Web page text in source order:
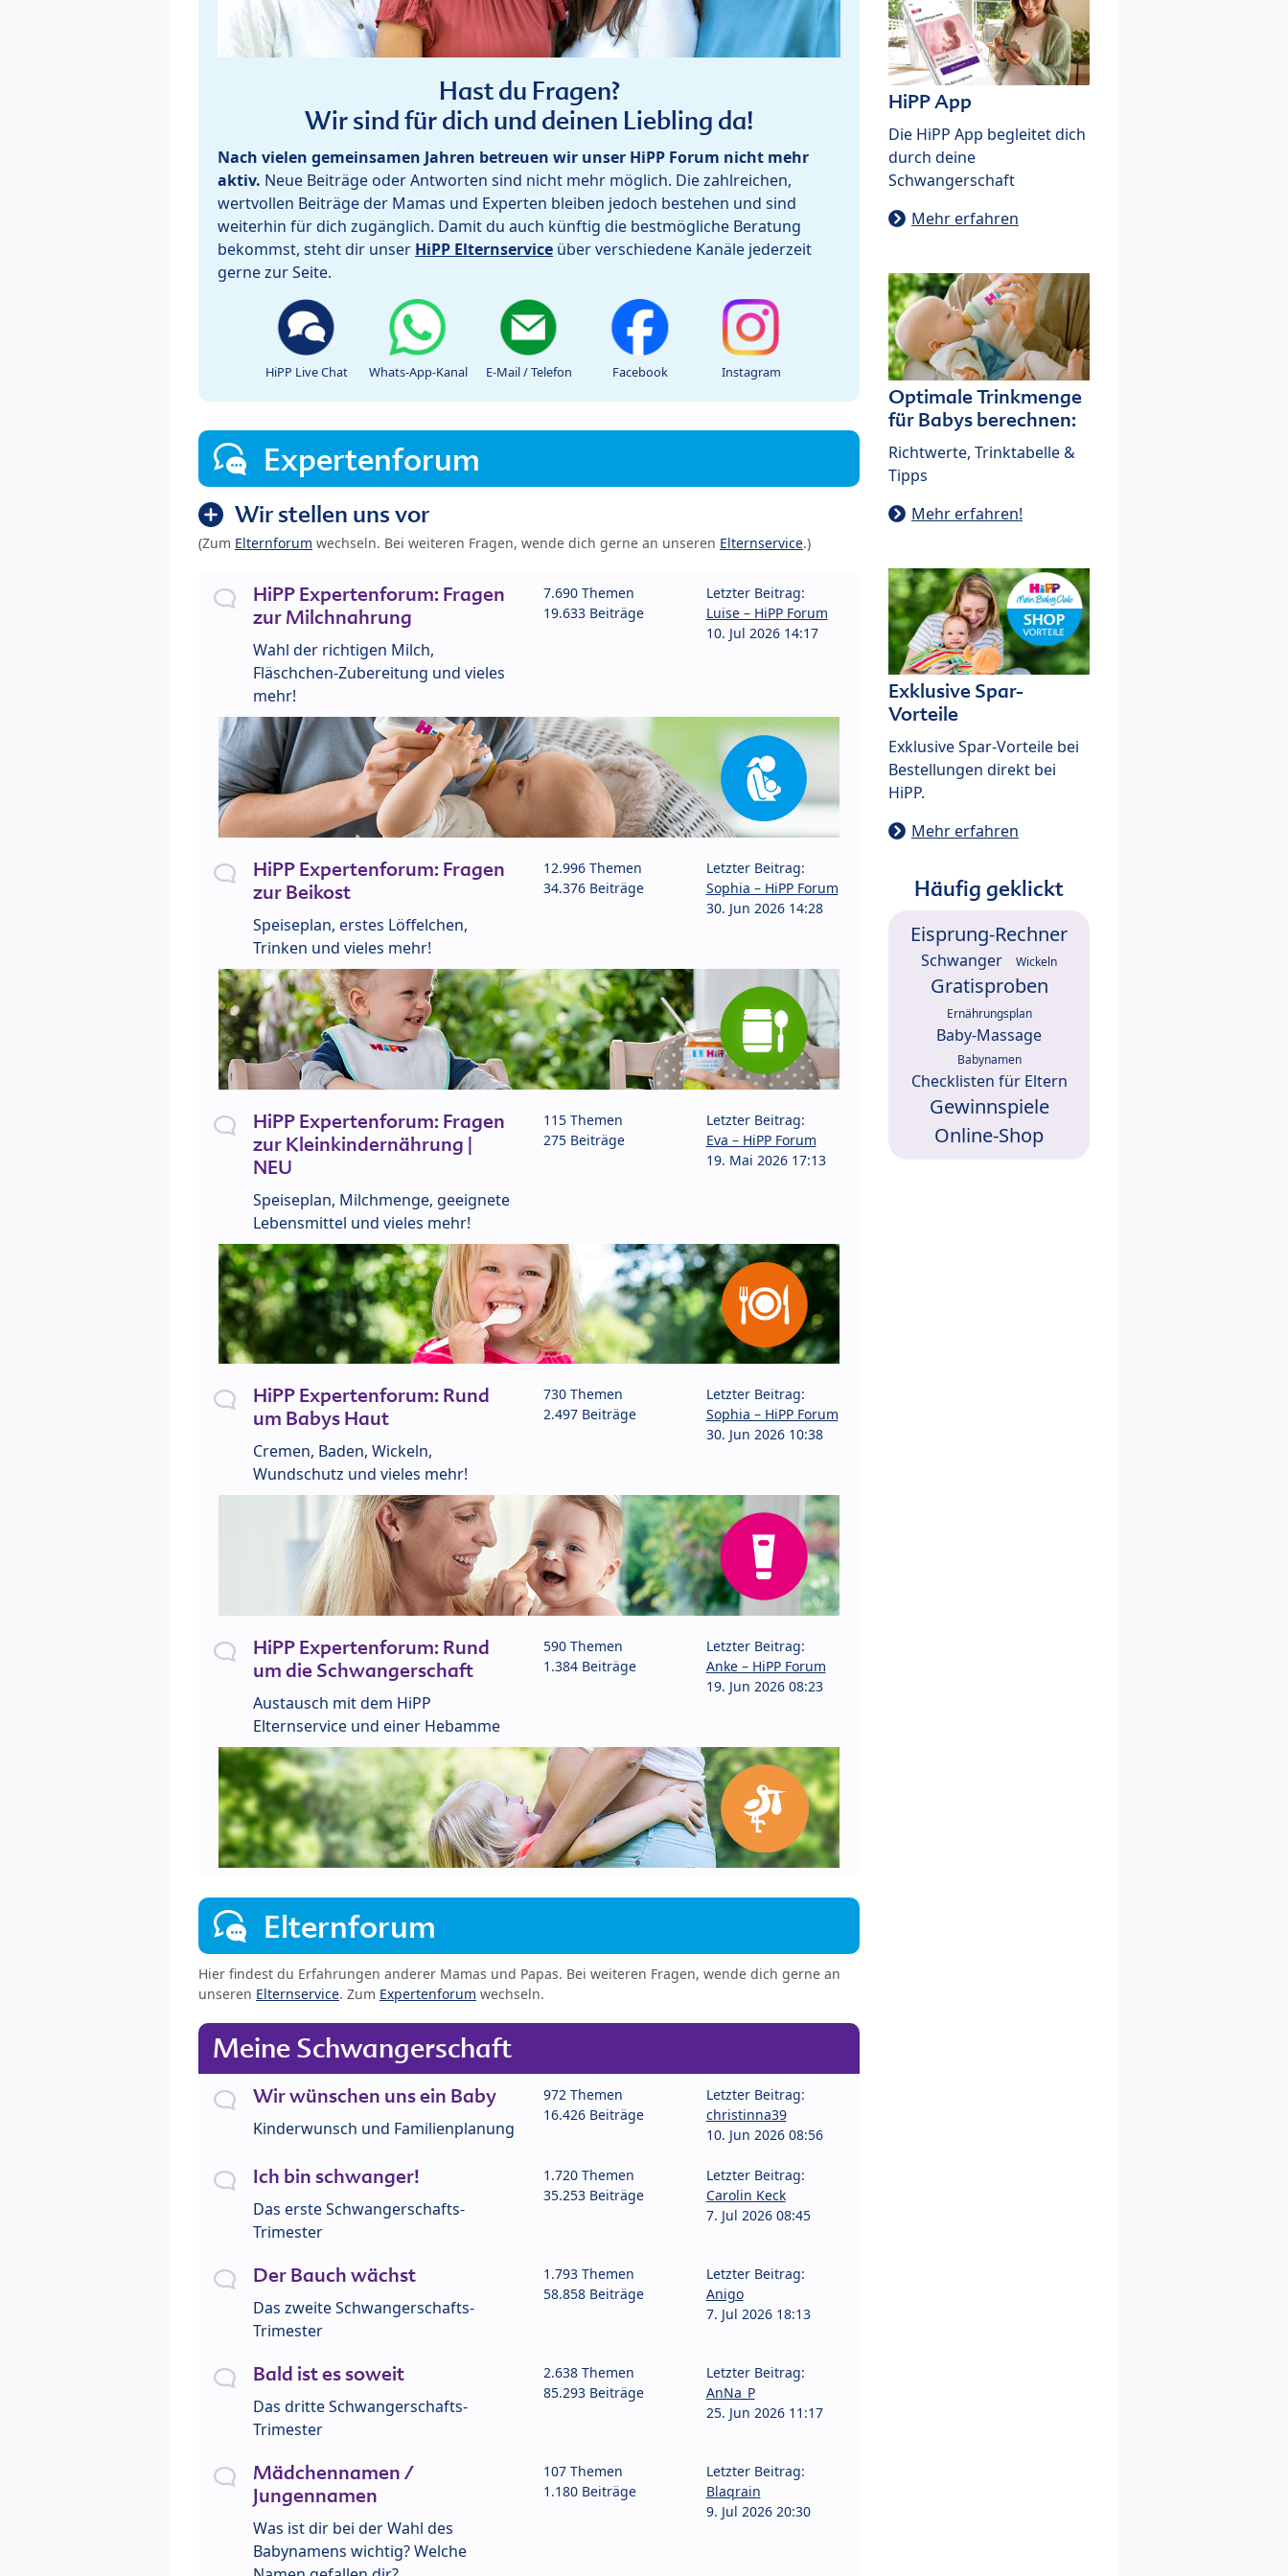
Hast du Fragen?
Wir sind für dich und deinen Liebling da!
Nach vielen gemeinsamen Jahren betreuen wir unser HiPP Forum nicht mehr
aktiv. Neue Beiträge oder Antworten sind nicht mehr möglich. Die zahlreichen,
wertvollen Beiträge der Mamas und Experten bleiben jedoch bestehen und sind
weiterhin für dich zugänglich. Damit du auch künftig die bestmögliche Beratung
bekommst, steht dir unser HiPP Elternservice über verschiedene Kanäle jederzeit
gerne zur Seite.
HiPP Live Chat Whats-App-Kanal E-Mail / Telefon Facebook Instagram
Expertenforum
Wir stellen uns vor
(Zum Elternforum wechseln. Bei weiteren Fragen, wende dich gerne an unseren Elternservice.)
HiPP Expertenforum: Fragen
zur Milchnahrung
Wahl der richtigen Milch,
Fläschchen-Zubereitung und vieles
mehr!
7.690 Themen
19.633 Beiträge
Letzter Beitrag:
Luise – HiPP Forum
10. Jul 2026 14:17
HiPP Expertenforum: Fragen
zur Beikost
Speiseplan, erstes Löffelchen,
Trinken und vieles mehr!
12.996 Themen
34.376 Beiträge
Letzter Beitrag:
Sophia – HiPP Forum
30. Jun 2026 14:28
HiPP Expertenforum: Fragen
zur Kleinkindernährung |
NEU
Speiseplan, Milchmenge, geeignete
Lebensmittel und vieles mehr!
115 Themen
275 Beiträge
Letzter Beitrag:
Eva – HiPP Forum
19. Mai 2026 17:13
HiPP Expertenforum: Rund
um Babys Haut
Cremen, Baden, Wickeln,
Wundschutz und vieles mehr!
730 Themen
2.497 Beiträge
Letzter Beitrag:
Sophia – HiPP Forum
30. Jun 2026 10:38
HiPP Expertenforum: Rund
um die Schwangerschaft
Austausch mit dem HiPP
Elternservice und einer Hebamme
590 Themen
1.384 Beiträge
Letzter Beitrag:
Anke – HiPP Forum
19. Jun 2026 08:23
Elternforum
Hier findest du Erfahrungen anderer Mamas und Papas. Bei weiteren Fragen, wende dich gerne an
unseren Elternservice. Zum Expertenforum wechseln.
Meine Schwangerschaft
Wir wünschen uns ein Baby
Kinderwunsch und Familienplanung
972 Themen
16.426 Beiträge
Letzter Beitrag:
christinna39
10. Jun 2026 08:56
Ich bin schwanger!
Das erste Schwangerschafts-
Trimester
1.720 Themen
35.253 Beiträge
Letzter Beitrag:
Carolin Keck
7. Jul 2026 08:45
Der Bauch wächst
Das zweite Schwangerschafts-
Trimester
1.793 Themen
58.858 Beiträge
Letzter Beitrag:
Anigo
7. Jul 2026 18:13
Bald ist es soweit
Das dritte Schwangerschafts-
Trimester
2.638 Themen
85.293 Beiträge
Letzter Beitrag:
AnNa_P
25. Jun 2026 11:17
Mädchennamen /
Jungennamen
Was ist dir bei der Wahl des
Babynamens wichtig? Welche
107 Themen
1.180 Beiträge
Letzter Beitrag:
Blaqrain
9. Jul 2026 20:30
HiPP App
Die HiPP App begleitet dich
durch deine
Schwangerschaft
Mehr erfahren
Optimale Trinkmenge
für Babys berechnen:
Richtwerte, Trinktabelle &
Tipps
Mehr erfahren!
Exklusive Spar-
Vorteile
Exklusive Spar-Vorteile bei
Bestellungen direkt bei
HiPP.
Mehr erfahren
Häufig geklickt
Eisprung-Rechner
Schwanger Wickeln
Gratisproben
Ernährungsplan
Baby-Massage
Babynamen
Checklisten für Eltern
Gewinnspiele
Online-Shop